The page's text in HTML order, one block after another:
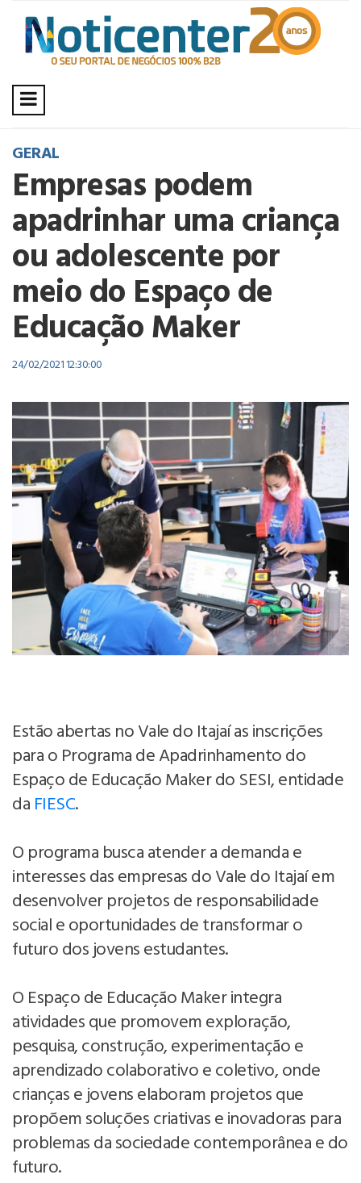
GERAL
Empresas podem
apadrinhar uma criança
ou adolescente por
meio do Espaço de
Educação Maker
24/02/2021 12:30:00
Estão abertas no Vale do Itajaí as inscrições
para o Programa de Apadrinhamento do
Espaço de Educação Maker do SESI, entidade
da FIESC.
O programa busca atender a demanda e
interesses das empresas do Vale do Itajaí em
desenvolver projetos de responsabilidade
social e oportunidades de transformar o
futuro dos jovens estudantes.
O Espaço de Educação Maker integra
atividades que promovem exploração,
pesquisa, construção, experimentação e
aprendizado colaborativo e coletivo, onde
crianças e jovens elaboram projetos que
propõem soluções criativas e inovadoras para
problemas da sociedade contemporânea e do
futuro.